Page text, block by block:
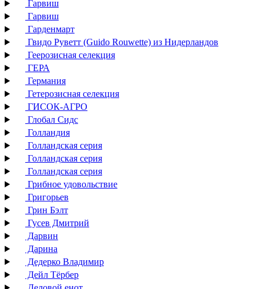
Гарвиш
Гарвиш
Гарденмарт
Гвидо Руветт (Guido Rouwette) из Нидерландов
Геерозисная селекция
ГЕРА
Германия
Гетерозисная селекция
ГИСОК-АГРО
Глобал Сидс
Голландия
Голландская серия
Голландская серия
Голландская серия
Грибное удовольствие
Григорьев
Грин Бэлт
Гусев Дмитрий
Дарвин
Дарина
Дедерко Владимир
Дейл Тёрбер